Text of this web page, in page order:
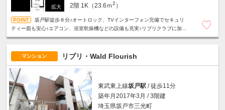
2階 1K（23.6ｍ2 ）
坂戸駅徒歩８分♪オートロック、TVインターフォン完備でセキュリ
ティー面も安心♪エアコン、浴室乾燥機などの設備も充実♪リブリクラブに加入
マンション リブリ・Wald Flourish
東武東上線坂戸駅 / 徒歩11分
築年月2017年3月 / 3階建
埼玉県坂戸市三光町